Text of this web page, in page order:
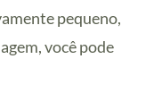
pequeno,
você pode